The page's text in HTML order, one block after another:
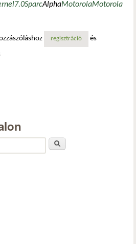
7.0SparcAlphaMotorolaMotorola
motorola, és az alpha processzorok továbbra
regisztráció és